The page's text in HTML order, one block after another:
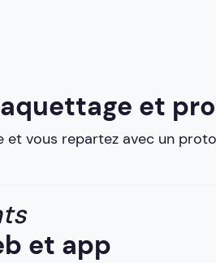
et
et vous repartez avec un
et app